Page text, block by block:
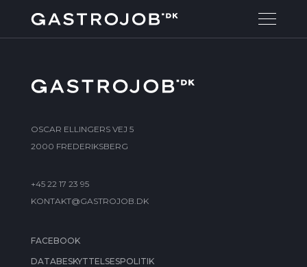
OSCAR ELLINGERS VEJ 5
2000 FREDERIKSBERG
+45 22 17 23 95
KONTAKT@GASTROJOB.DK
FACEBOOK
DATABESKYTTELSESPOLITIK